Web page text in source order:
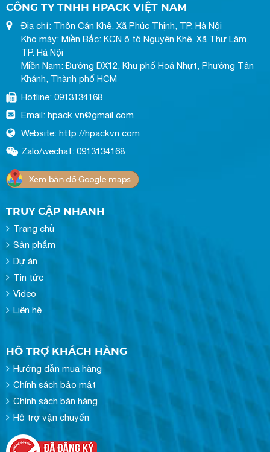
CÔNG TY TNHH HPACK VIỆT NAM
Địa chỉ: Thôn Cán Khê, Xã Phúc Thịnh, TP. Hà Nội
Kho máy: Miền Bắc: KCN ô tô Nguyên Khê, Xã Thư Lâm,
TP. Hà Nội
Miền Nam: Đường DX12, Khu phố Hoá Nhựt, Phường Tân
Khánh, Thành phố HCM
Hotline: 0913134168
Email: hpack.vn@gmail.com
Website: http://hpackvn.com
Zalo/wechat: 0913134168
TRUY CẬP NHANH
Trang chủ
Sản phẩm
Dự án
Tin tức
Video
Liên hệ
HỖ TRỢ KHÁCH HÀNG
Hướng dẫn mua hàng
Chính sách bảo mật
Chính sách bán hàng
Hỗ trợ vận chuyển